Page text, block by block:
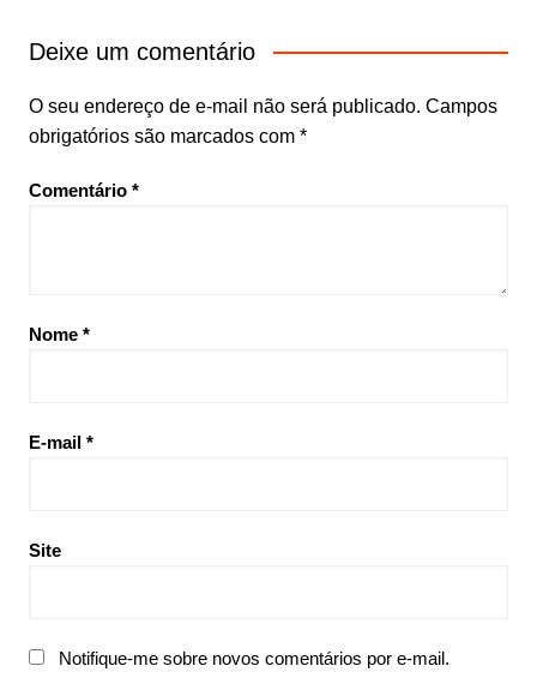
Deixe um comentário
O seu endereço de e-mail não será publicado. Campos
obrigatórios são marcados com *
Comentário *
Nome *
E-mail *
Site
Notifique-me sobre novos comentários por e-mail.